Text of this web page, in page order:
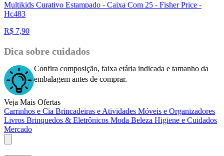
Multikids Curativo Estampado - Caixa Com 25 - Fisher Price -
Hc483
R$ 7,90
Dica sobre cuidados
Confira composição, faixa etária indicada e tamanho da
embalagem antes de comprar.
Veja Mais Ofertas
Carrinhos e Cia Brincadeiras e Atividades Móveis e Organizadores
Livros Brinquedos & Eletrônicos Moda Beleza Higiene e Cuidados
Mercado